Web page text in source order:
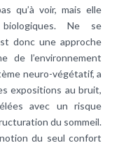
qu’à voir, mais elle
Ne se
donc une approche
l’environnement
neuro-végétatif, a
expositions au bruit,
avec un risque
du sommeil.
du seul confort